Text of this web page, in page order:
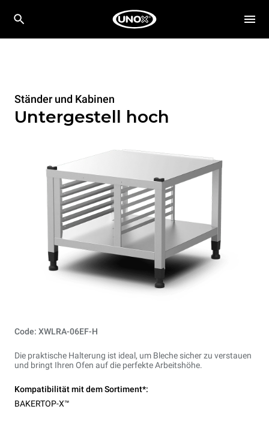
Ständer und Kabinen
Untergestell hoch
Code: XWLRA-06EF-H
Die praktische Halterung ist ideal, um Bleche sicher zu verstauen
und bringt Ihren Ofen auf die perfekte Arbeitshöhe.
Kompatibilität mit dem Sortiment*:
BAKERTOP-X™